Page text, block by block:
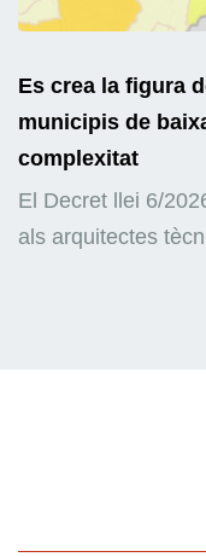
Es crea la figura
municipis de
complexitat
El Decret llei 6/
als arquitectes